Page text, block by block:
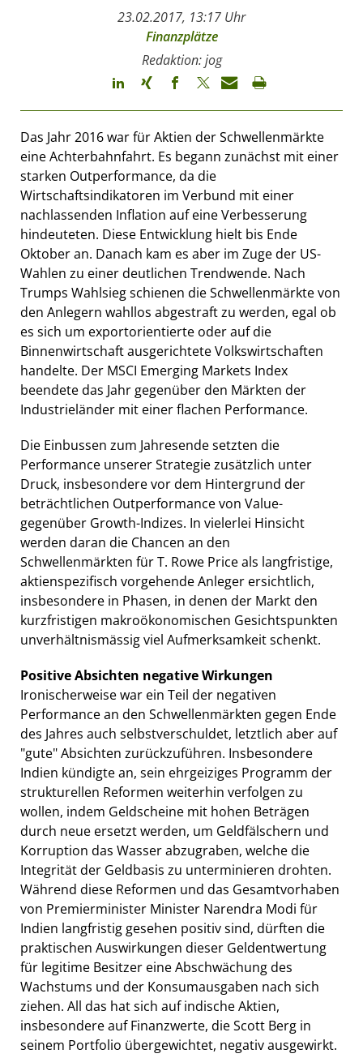
23.02.2017, 13:17 Uhr
Finanzplätze
Redaktion: jog
Das Jahr 2016 war für Aktien der Schwellenmärkte
eine Achterbahnfahrt. Es begann zunächst mit einer
starken Outperformance, da die
Wirtschaftsindikatoren im Verbund mit einer
nachlassenden Inflation auf eine Verbesserung
hindeuteten. Diese Entwicklung hielt bis Ende
Oktober an. Danach kam es aber im Zuge der US-
Wahlen zu einer deutlichen Trendwende. Nach
Trumps Wahlsieg schienen die Schwellenmärkte von
den Anlegern wahllos abgestraft zu werden, egal ob
es sich um exportorientierte oder auf die
Binnenwirtschaft ausgerichtete Volkswirtschaften
handelte. Der MSCI Emerging Markets Index
beendete das Jahr gegenüber den Märkten der
Industrieländer mit einer flachen Performance.
Die Einbussen zum Jahresende setzten die
Performance unserer Strategie zusätzlich unter
Druck, insbesondere vor dem Hintergrund der
beträchtlichen Outperformance von Value-
gegenüber Growth-Indizes. In vielerlei Hinsicht
werden daran die Chancen an den
Schwellenmärkten für T. Rowe Price als langfristige,
aktienspezifisch vorgehende Anleger ersichtlich,
insbesondere in Phasen, in denen der Markt den
kurzfristigen makroökonomischen Gesichtspunkten
unverhältnismässig viel Aufmerksamkeit schenkt.
Positive Absichten negative Wirkungen
Ironischerweise war ein Teil der negativen
Performance an den Schwellenmärkten gegen Ende
des Jahres auch selbstverschuldet, letztlich aber auf
"gute" Absichten zurückzuführen. Insbesondere
Indien kündigte an, sein ehrgeiziges Programm der
strukturellen Reformen weiterhin verfolgen zu
wollen, indem Geldscheine mit hohen Beträgen
durch neue ersetzt werden, um Geldfälschern und
Korruption das Wasser abzugraben, welche die
Integrität der Geldbasis zu unterminieren drohten.
Während diese Reformen und das Gesamtvorhaben
von Premierminister Minister Narendra Modi für
Indien langfristig gesehen positiv sind, dürften die
praktischen Auswirkungen dieser Geldentwertung
für legitime Besitzer eine Abschwächung des
Wachstums und der Konsumausgaben nach sich
ziehen. All das hat sich auf indische Aktien,
insbesondere auf Finanzwerte, die Scott Berg in
seinem Portfolio übergewichtet, negativ ausgewirkt.